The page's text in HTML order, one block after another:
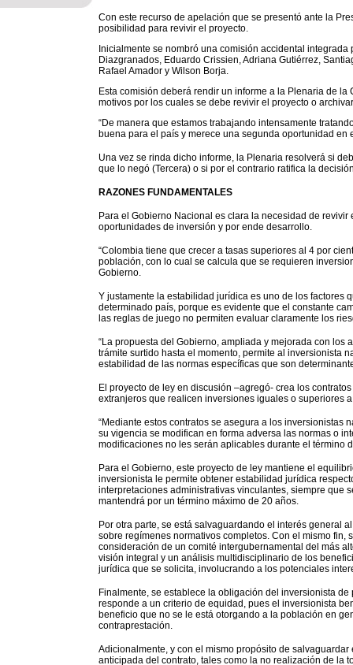
Con este recurso de apelación que se presentó ante la
posibilidad para revivir el proyecto.
Inicialmente se nombró una comisión accidental
Diazgranados, Eduardo Crissien, Adriana Gutiérrez,
Rafael Amador y Wilson Borja.
Esta comisión deberá rendir un informe a la Plenaria de
motivos por los cuales se debe revivir el proyecto o
“De manera que estamos trabajando intensamente
buena para el país y merece una segunda oportunidad en
Una vez se rinda dicho informe, la Plenaria resolverá si
que lo negó (Tercera) o si por el contrario ratifica la
RAZONES FUNDAMENTALES
Para el Gobierno Nacional es clara la necesidad de
oportunidades de inversión y por ende desarrollo.
“Colombia tiene que crecer a tasas superiores al 4 por
población, con lo cual se calcula que se requieren
Gobierno.
Y justamente la estabilidad jurídica es uno de los factores
determinado país, porque es evidente que el constante
las reglas de juego no permiten evaluar claramente los
“La propuesta del Gobierno, ampliada y mejorada con
trámite surtido hasta el momento, permite al inversionista
estabilidad de las normas específicas que son
El proyecto de ley en discusión –agregó- crea los
extranjeros que realicen inversiones iguales o superiores
“Mediante estos contratos se asegura a los inversionistas
su vigencia se modifican en forma adversa las normas o
modificaciones no les serán aplicables durante el término
Para el Gobierno, este proyecto de ley mantiene el
inversionista le permite obtener estabilidad jurídica
interpretaciones administrativas vinculantes, siempre que
mantendrá por un término máximo de 20 años.
Por otra parte, se está salvaguardando el interés general
sobre regímenes normativos completos. Con el mismo
consideración de un comité intergubernamental del más
visión integral y un análisis multidisciplinario de los
jurídica que se solicita, involucrando a los potenciales
Finalmente, se establece la obligación del inversionista
responde a un criterio de equidad, pues el inversionista
beneficio que no se le está otorgando a la población en
contraprestación.
Adicionalmente, y con el mismo propósito de
anticipada del contrato, tales como la no realización de la